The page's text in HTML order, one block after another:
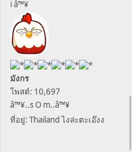
i â™¥
มังกร
โพสต์: 10,697
â™¥..s O m..â™¥
ที่อยู่: Thailand ไงล่ะตะเอ๊งง